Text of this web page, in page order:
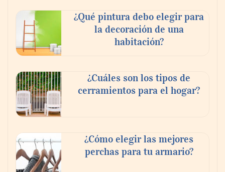
¿Qué pintura debo elegir para
la decoración de una
habitación?
¿Cuáles son los tipos de
cerramientos para el hogar?
¿Cómo elegir las mejores
perchas para tu armario?